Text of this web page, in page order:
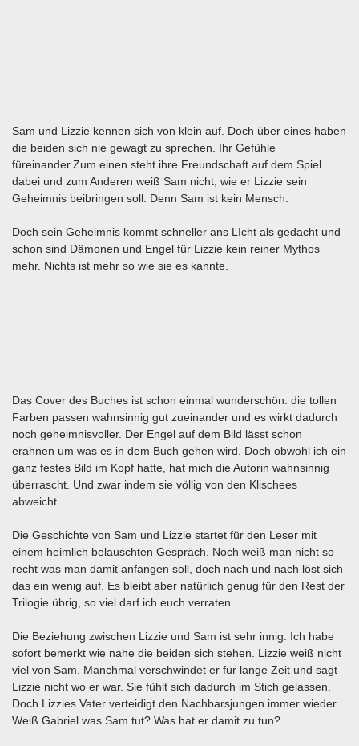
Sam und Lizzie kennen sich von klein auf. Doch über eines haben
die beiden sich nie gewagt zu sprechen. Ihr Gefühle
füreinander.Zum einen steht ihre Freundschaft auf dem Spiel
dabei und zum Anderen weiß Sam nicht, wie er Lizzie sein
Geheimnis beibringen soll. Denn Sam ist kein Mensch.
Doch sein Geheimnis kommt schneller ans LIcht als gedacht und
schon sind Dämonen und Engel für Lizzie kein reiner Mythos
mehr. Nichts ist mehr so wie sie es kannte.
Das Cover des Buches ist schon einmal wunderschön. die tollen
Farben passen wahnsinnig gut zueinander und es wirkt dadurch
noch geheimnisvoller. Der Engel auf dem Bild lässt schon
erahnen um was es in dem Buch gehen wird. Doch obwohl ich ein
ganz festes Bild im Kopf hatte, hat mich die Autorin wahnsinnig
überrascht. Und zwar indem sie völlig von den Klischees
abweicht.
Die Geschichte von Sam und Lizzie startet für den Leser mit
einem heimlich belauschten Gespräch. Noch weiß man nicht so
recht was man damit anfangen soll, doch nach und nach löst sich
das ein wenig auf. Es bleibt aber natürlich genug für den Rest der
Trilogie übrig, so viel darf ich euch verraten.
Die Beziehung zwischen Lizzie und Sam ist sehr innig. Ich habe
sofort bemerkt wie nahe die beiden sich stehen. Lizzie weiß nicht
viel von Sam. Manchmal verschwindet er für lange Zeit und sagt
Lizzie nicht wo er war. Sie fühlt sich dadurch im Stich gelassen.
Doch Lizzies Vater verteidigt den Nachbarsjungen immer wieder.
Weiß Gabriel was Sam tut? Was hat er damit zu tun?